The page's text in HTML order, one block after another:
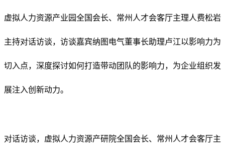
虚拟人力资源产业园全国会长、常州人才会客厅主理人费松岩
主持对话访谈，访谈嘉宾纳图电气董事长助理卢江以影响力为
切入点，深度探讨如何打造带动团队的影响力，为企业组织发
展注入创新动力。
对话访谈，虚拟人力资源产研院全国会长、常州人才会客厅主